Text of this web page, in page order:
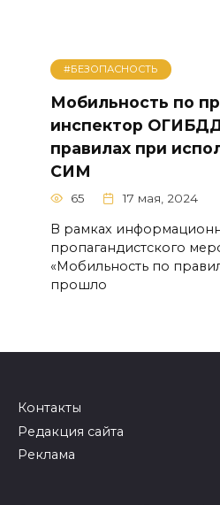
#БЕЗОПАСНОСТЬ
Мобильность по
инспектор
правилах при
СИМ
65 17 мая, 2024
В рамках
пропагандистского
«Мобильность по
прошло
Контакты
Редакция сайта
Реклама